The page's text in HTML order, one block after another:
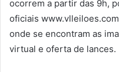
ocorrem a partir das 9h,
oficiais
onde se encontram as
virtual e oferta de lances.